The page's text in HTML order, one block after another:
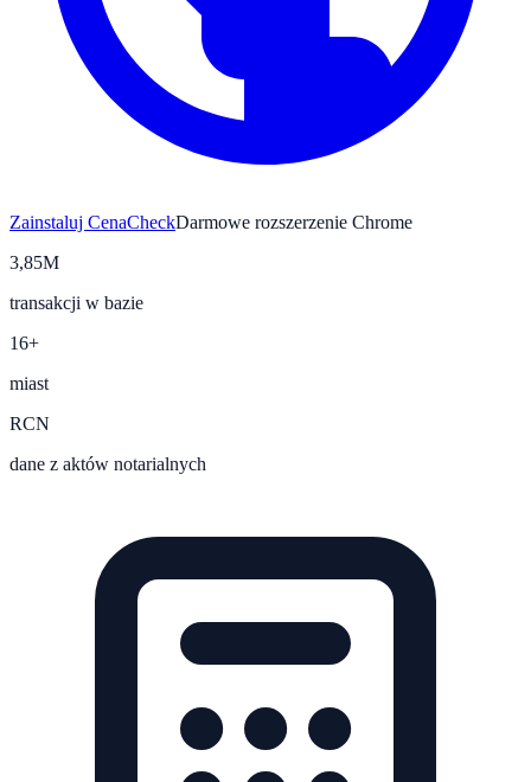
Zainstaluj CenaCheckDarmowe rozszerzenie Chrome
3,85M
transakcji w bazie
16+
miast
RCN
dane z aktów notarialnych